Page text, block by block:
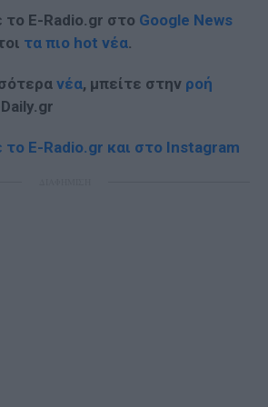
E-Radio.gr στο Google News
τα πιο hot νέα.
νέα, μπείτε στην ροή
E-Radio.gr και στο Instagram